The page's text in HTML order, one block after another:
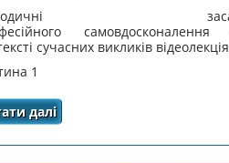
сучасних викликів
1
далі
про Методичні